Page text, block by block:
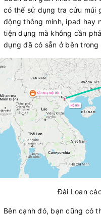
có thể sử dụng tra cứu múi
động thông minh, ipad hay
tiện dụng mà không cần
dụng đã có sẵn ở bên trong
Đài Loan
Bên cạnh đó, bạn cũng có